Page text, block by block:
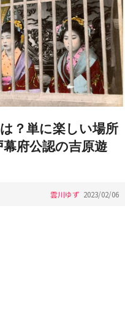
？単に楽しい場所
府公認の吉原遊
雲川ゆず 2023/02/06